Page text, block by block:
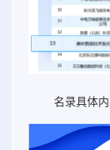
名录具体内